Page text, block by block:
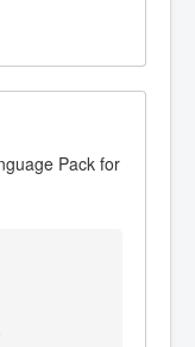
Pack for